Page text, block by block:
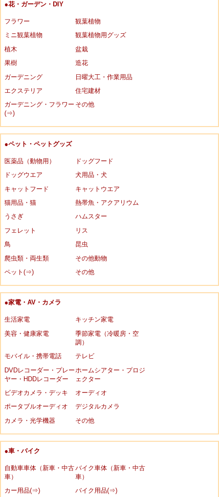
●花・ガーデン・DIY
フラワー
観葉植物
ミニ観葉植物
観葉植物用グッズ
植木
盆栽
果樹
造花
ガーデニング
日曜大工・作業用品
エクステリア
住宅建材
ガーデニング・フラワー
(⇒)
その他
●ペット・ペットグッズ
医薬品（動物用）
ドッグフード
ドッグウエア
犬用品・犬
キャットフード
キャットウエア
猫用品・猫
熱帯魚・アクアリウム
うさぎ
ハムスター
フェレット
リス
鳥
昆虫
爬虫類・両生類
その他動物
ペット(⇒)
その他
●家電・AV・カメラ
生活家電
キッチン家電
美容・健康家電
季節家電（冷暖房・空
調）
モバイル・携帯電話
テレビ
DVDレコーダー・プレー
ヤー・HDDレコーダー
ホームシアター・プロジ
ェクター
ビデオカメラ・デッキ
オーディオ
ポータブルオーディオ
デジタルカメラ
カメラ・光学機器
その他
●車・バイク
自動車車体（新車・中古
車）
バイク車体（新車・中古
車）
カー用品(⇒)
バイク用品(⇒)